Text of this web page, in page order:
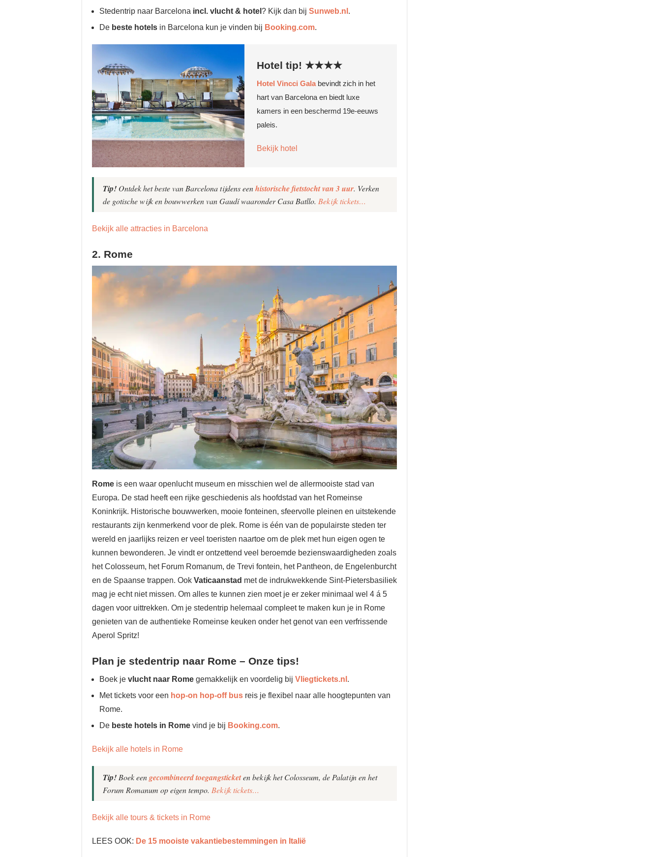
Stedentrip naar Barcelona incl. vlucht & hotel ? Kijk dan bij Sunweb.nl .
De beste hotels in Barcelona kun je vinden bij Booking.com.
Hotel tip! ★★★★
Hotel Vincci Galabevindt zich in het
hart van Barcelona ​​en biedt luxe
kamers in een beschermd 19e-eeuws
paleis.
Bekijk hotel
Tip! Ontdek het beste van Barcelona tijdens eenhistorische fietstocht van 3 uur. Verken
de gotische wijk en bouwwerken van Gaudí waaronder Casa Batllo. Bekijk tickets…
Bekijk alle attracties in Barcelona
2. Rome
Rome is een waar openlucht museum en misschien wel de allermooiste stad van
Europa. De stad heeft een rijke geschiedenis als hoofdstad van het Romeinse
Koninkrijk. Historische bouwwerken, mooie fonteinen, sfeervolle pleinen en uitstekende
restaurants zijn kenmerkend voor de plek. Rome is één van de populairste steden ter
wereld en jaarlijks reizen er veel toeristen naartoe om de plek met hun eigen ogen te
kunnen bewonderen. Je vindt er ontzettend veel beroemde bezienswaardigheden zoals
het Colosseum, het Forum Romanum, de Trevi fontein, het Pantheon, de Engelenburcht
en de Spaanse trappen. Ook Vaticaanstad met de indrukwekkende Sint-Pietersbasiliek
mag je echt niet missen. Om alles te kunnen zien moet je er zeker minimaal wel 4 á 5
dagen voor uittrekken. Om je stedentrip helemaal compleet te maken kun je in Rome
genieten van de authentieke Romeinse keuken onder het genot van een verfrissende
Aperol Spritz!
Plan je stedentrip naar Rome – Onze tips!
Boek je vlucht naar Rome gemakkelijk en voordelig bij Vliegtickets.nl .
Met tickets voor een hop-on hop-off bus reis je flexibel naar alle hoogtepunten van
Rome.
De beste hotels in Rome vind je bij Booking.com.
Bekijk alle hotels in Rome
Tip! Boek eengecombineerd toegangsticketen bekijk het Colosseum, de Palatijn en het
Forum Romanum op eigen tempo. Bekijk tickets…
Bekijk alle tours & tickets in Rome
LEES OOK: De 15 mooiste vakantiebestemmingen in Italië